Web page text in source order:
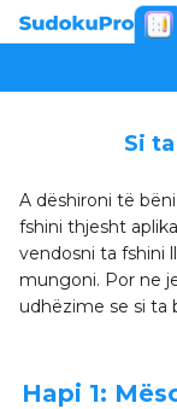
Si
A dëshironi të
fshini thjesht
vendosni ta fshini
mungoni. Por ne
udhëzime se si ta
Hapi 1: